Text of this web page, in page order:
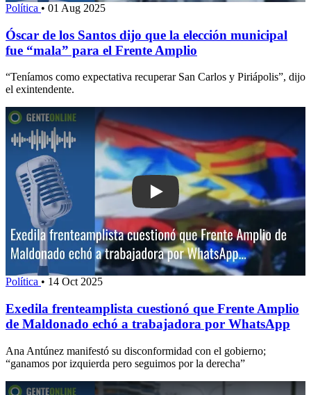
Política • 01 Aug 2025
Óscar de los Santos dijo que la elección municipal
fue “mala” para el Frente Amplio
“Teníamos como expectativa recuperar San Carlos y Piriápolis”, dijo
el exintendente.
Play: Exedila frenteamplista
Política • 14 Oct 2025
Exedila frenteamplista cuestionó que Frente Amplio
de Maldonado echó a trabajadora por WhatsApp
Ana Antúnez manifestó su disconformidad con el gobierno;
“ganamos por izquierda pero seguimos por la derecha”